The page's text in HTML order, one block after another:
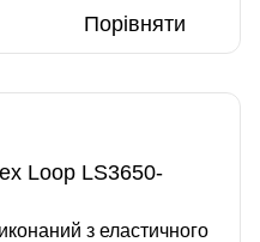
Порівняти
Loop LS3650-
з еластичного